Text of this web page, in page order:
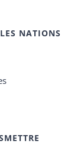
NATIONS